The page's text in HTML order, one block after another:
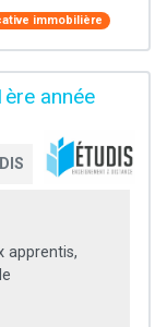
immobilière
année
apprentis,